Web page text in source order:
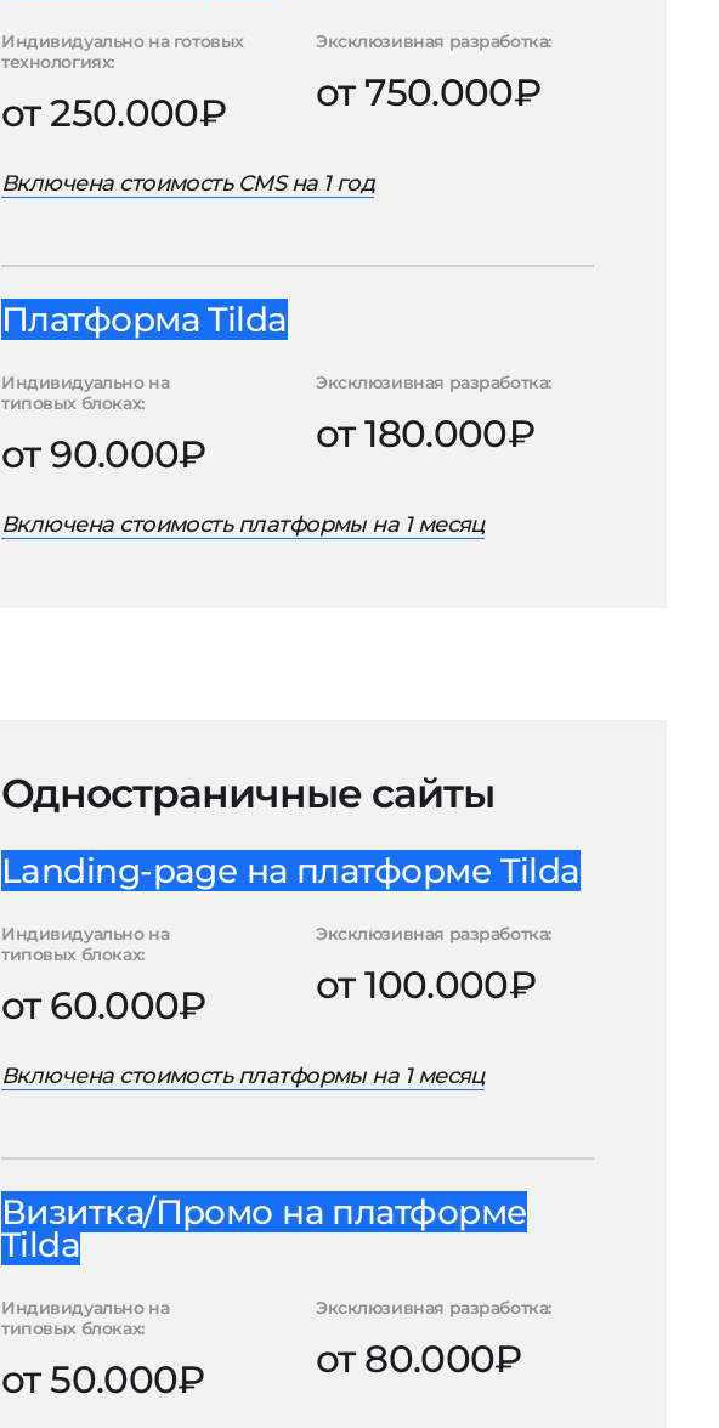
Индивидуально на готовых
технологиях:
от 250.000₽
Эксклюзивная разработка:
от 750.000₽
Включена стоимость CMS на 1 год
Платформа Tilda
Индивидуально на
типовых блоках:
от 90.000₽
Эксклюзивная разработка:
от 180.000₽
Включена стоимость платформы на 1 месяц
Одностраничные сайты
Landing-page на платформе Tilda
Индивидуально на
типовых блоках:
от 60.000₽
Эксклюзивная разработка:
от 100.000₽
Включена стоимость платформы на 1 месяц
Визитка/Промо на платформе
Tilda
Индивидуально на
типовых блоках:
от 50.000₽
Эксклюзивная разработка:
от 80.000₽